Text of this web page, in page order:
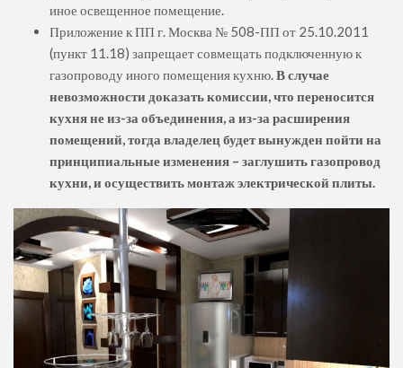
иное освещенное помещение.
Приложение к ПП г. Москва № 508-ПП от 25.10.2011
(пункт 11.18) запрещает совмещать подключенную к
газопроводу иного помещения кухню.В случае
невозможности доказать комиссии, что переносится
кухня не из-за объединения, а из-за расширения
помещений, тогда владелец будет вынужден пойти на
принципиальные изменения – заглушить газопровод
кухни, и осуществить монтаж электрической плиты.